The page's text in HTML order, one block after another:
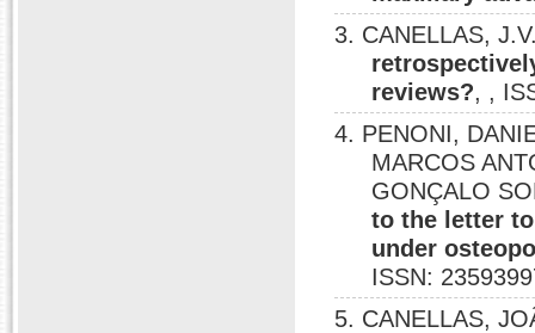
3. CANELLAS,
reviews?, ,
4. PENONI,
MARCOS
GONÇALO
to the letter
under
ISSN:
5. CANELLAS,